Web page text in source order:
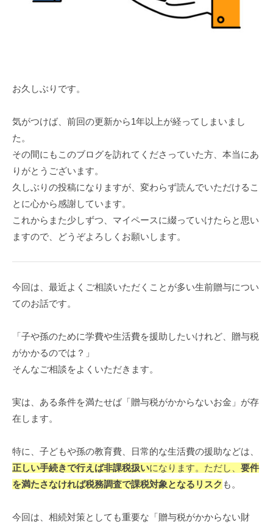
お久しぶりです。
気がつけば、前回の更新から1年以上が経ってしまいまし
た。
その間にもこのブログを訪れてくださっていた方、本当にあ
りがとうございます。
久しぶりの投稿になりますが、変わらず読んでいただけるこ
とに心から感謝しています。
これからまた少しずつ、マイペースに綴っていけたらと思い
ますので、どうぞよろしくお願いします。
今回は、最近よくご相談いただくことが多い生前贈与につい
てのお話です。
「子や孫のために学費や生活費を援助したいけれど、贈与税
がかかるのでは？」
そんなご相談をよくいただきます。
実は、ある条件を満たせば「贈与税がかからないお金」が存
在します。
特に、子どもや孫の教育費、日常的な生活費の援助などは、
正しい手続きで行えば非課税扱いになります。ただし、 要件
を満たさなければ税務調査で課税対象となるリスク も。
今回は、相続対策としても重要な「贈与税がかからない財